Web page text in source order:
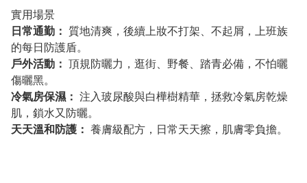
實用場景
日常通勤：
質地清爽，後續上妝不打架、不起屑，上班族
的每日防護盾。
戶外活動： 頂規防曬力，逛街、野餐、踏青必備，不怕曬
傷曬黑。
冷氣房保濕： 注入玻尿酸與白樺樹精華，拯救冷氣房乾燥
肌，鎖水又防曬。
天天溫和防護： 養膚級配方，日常天天擦，肌膚零負擔。